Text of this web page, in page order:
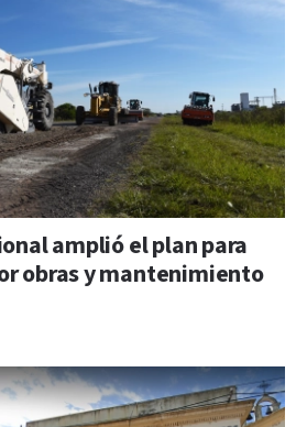
amplió el plan para
obras y mantenimiento